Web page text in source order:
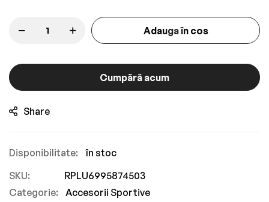
Adauga în cos
Cumpără acum
Share
în stoc
SKU
RPLU6995874503
Categorie:
Accesorii Sportive